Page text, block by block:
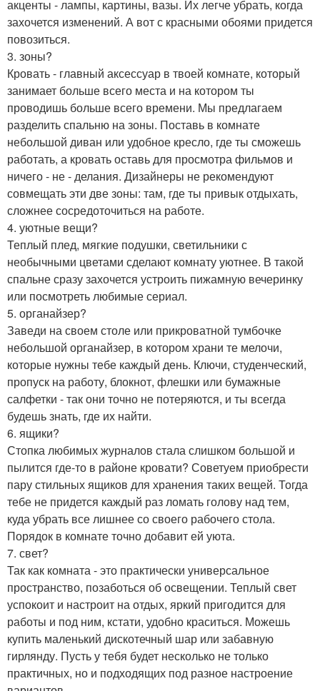
акценты - лампы, картины, вазы. Их легче убрать, когда
захочется изменений. А вот с красными обоями придется
повозиться.
3. зоны?
Кровать - главный аксессуар в твоей комнате, который
занимает больше всего места и на котором ты
проводишь больше всего времени. Мы предлагаем
разделить спальню на зоны. Поставь в комнате
небольшой диван или удобное кресло, где ты сможешь
работать, а кровать оставь для просмотра фильмов и
ничего - не - делания. Дизайнеры не рекомендуют
совмещать эти две зоны: там, где ты привык отдыхать,
сложнее сосредоточиться на работе.
4. уютные вещи?
Теплый плед, мягкие подушки, светильники с
необычными цветами сделают комнату уютнее. В такой
спальне сразу захочется устроить пижамную вечеринку
или посмотреть любимые сериал.
5. органайзер?
Заведи на своем столе или прикроватной тумбочке
небольшой органайзер, в котором храни те мелочи,
которые нужны тебе каждый день. Ключи, студенческий,
пропуск на работу, блокнот, флешки или бумажные
салфетки - так они точно не потеряются, и ты всегда
будешь знать, где их найти.
6. ящики?
Стопка любимых журналов стала слишком большой и
пылится где-то в районе кровати? Советуем приобрести
пару стильных ящиков для хранения таких вещей. Тогда
тебе не придется каждый раз ломать голову над тем,
куда убрать все лишнее со своего рабочего стола.
Порядок в комнате точно добавит ей уюта.
7. свет?
Так как комната - это практически универсальное
пространство, позаботься об освещении. Теплый свет
успокоит и настроит на отдых, яркий пригодится для
работы и под ним, кстати, удобно краситься. Можешь
купить маленький дискотечный шар или забавную
гирлянду. Пусть у тебя будет несколько не только
практичных, но и подходящих под разное настроение